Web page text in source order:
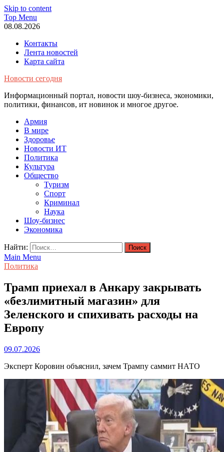
Skip to content
Top Menu
08.08.2026
Контакты
Лента новостей
Карта сайта
Новости сегодня
Информационный портал, новости шоу-бизнеса, экономики,
политики, финансов, ит новинок и многое другое.
Армия
В мире
Здоровье
Новости ИТ
Политика
Культура
Общество
Туризм
Спорт
Криминал
Наука
Шоу-бизнес
Экономика
Найти:
Main Menu
Политика
Трамп приехал в Анкару закрывать
«безлимитный магазин» для
Зеленского и спихивать расходы на
Европу
09.07.2026
Эксперт Коровин объяснил, зачем Трампу саммит НАТО